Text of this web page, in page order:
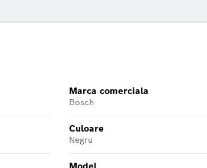
Marca comerciala
Bosch
Culoare
Negru